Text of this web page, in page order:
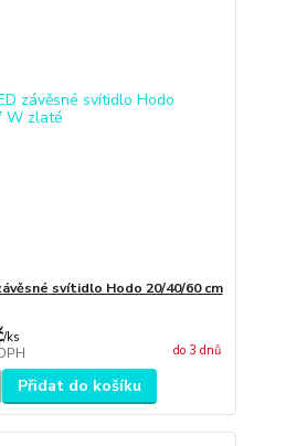
svítidlo Hodo 20/40/60 cm
/ks
do 3 dnů
Přidat do košíku